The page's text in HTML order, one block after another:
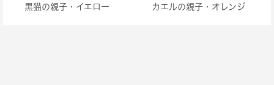
黒猫の親子・イエロー カエルの親子・オレンジ